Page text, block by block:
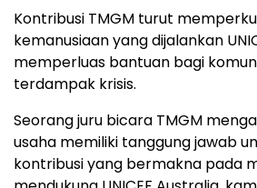
Kontribusi TMGM turut
kemanusiaan yang dijalankan
memperluas bantuan bagi
terdampak krisis.
Seorang juru bicara TMGM
usaha memiliki tanggung jawab
kontribusi yang bermakna pada